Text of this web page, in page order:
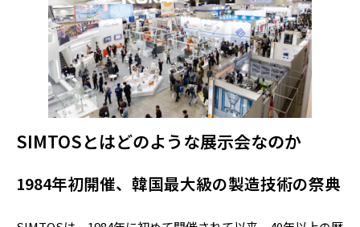
SIMTOSとはどのような展示会なのか
1984年初開催、韓国最大級の製造技術の祭典